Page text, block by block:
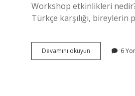
Workshop etkinlikleri
Türkçe karşılığı,
Devamını okuyun Workshop
Kaç
6